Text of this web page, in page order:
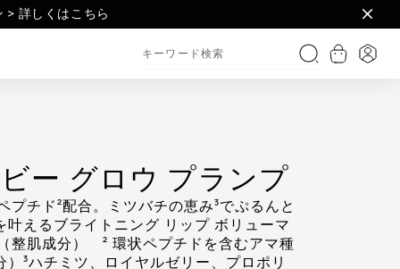
レをプレゼント > 詳しくはこちら​
> 詳しくはこちら​
ット > 詳しくはこちら
検索ショッピ
ログ
ー グロウ プランプ
プチド²配合。ミツバチの恵み³でぷるんと
叶えるブライトニング リップ ボリューマ
整肌成分） ² 環状ペプチドを含むアマ種
）³ハチミツ、ロイヤルゼリー、プロポリ